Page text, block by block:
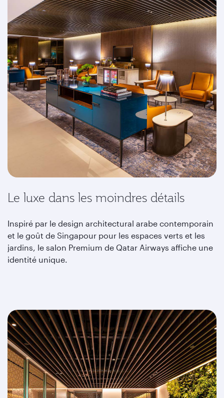
Le luxe dans les moindres détails
Inspiré par le design architectural arabe contemporain
et le goût de Singapour pour les espaces verts et les
jardins, le salon Premium de Qatar Airways affiche une
identité unique.